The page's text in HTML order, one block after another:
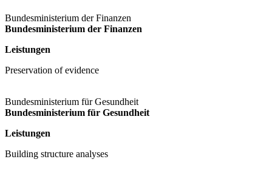
Bundesministerium der Finanzen
Bundesministerium der Finanzen
Leistungen
Preservation of evidence
Bundesministerium für Gesundheit
Bundesministerium für Gesundheit
Leistungen
Building structure analyses